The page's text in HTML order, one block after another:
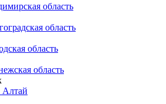
область
область
область
область
Алтай